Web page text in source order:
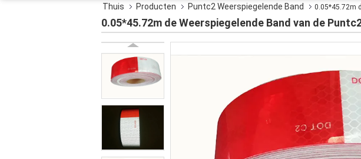
Thuis Producten Puntc2 Weerspiegelende Band 0.05*45.72m
0.05*45.72m de Weerspiegelende Band van de